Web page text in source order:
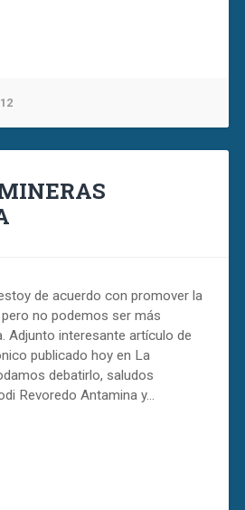
12
de acuerdo con promover la
no podemos ser más
Adjunto interesante artículo de
publicado hoy en La
debatirlo, saludos
Revoredo Antamina y…